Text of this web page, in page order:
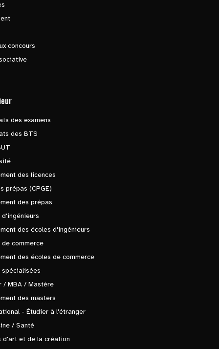
concours
des examens
des BTS
des licences
prépas (CPGE)
des prépas
d'ingénieurs
des écoles d'ingénieurs
de commerce
des écoles de commerce
spécialisées
/ MBA / Mastère
des masters
- Étudier à l'étranger
/ Santé
d'art et de la création